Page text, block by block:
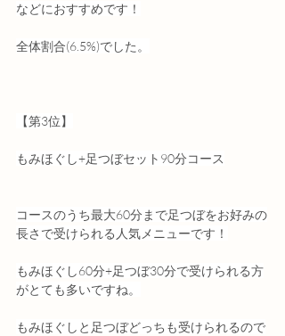
などにおすすめです！
全体割合(6.5%)でした。
【第3位】
もみほぐし+足つぼセット90分コース
コースのうち最大60分まで足つぼをお好みの
長さで受けられる人気メニューです！
もみほぐし60分+足つぼ30分で受けられる方
がとても多いですね。
もみほぐしと足つぼどっちも受けられるので